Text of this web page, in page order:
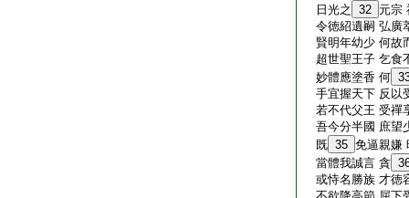
日光之
32 元宗
令徳紹遺嗣 弘廣
賢明年幼少 何故
超世聖王子 乞食
妙體應塗香 何
手宜握天下 反以
若不代父王 受禪
吾今分半國 庶望
既 35 免逼親嫌
當體我誠言 貪
或恃名勝族 才徳